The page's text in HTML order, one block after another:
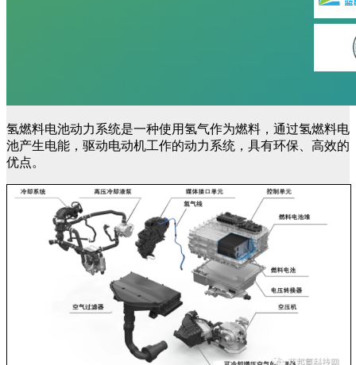
氢燃料电池动力系统是一种使用氢气作为燃料，通过氢燃料电
池产生电能，驱动电动机工作的动力系统，具有环保、高效的
优点。